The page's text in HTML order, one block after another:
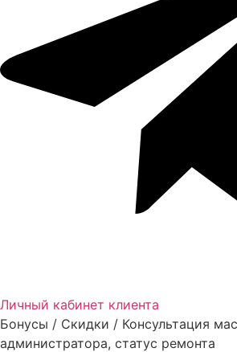
Личный кабинет клиента
Бонусы / Скидки / Консультация
администратора, статус ремонта